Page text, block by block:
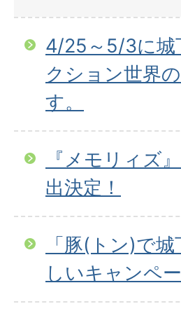
4/25～5/3に城
クション世界
す。
『メモリィズ
出決定！
「豚(トン)で
しいキャンペ